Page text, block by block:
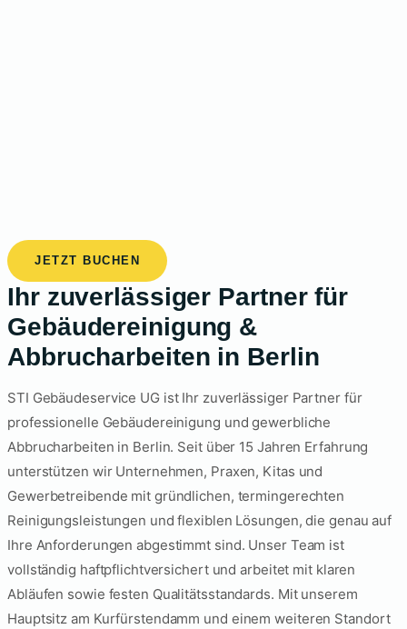
JETZT BUCHEN
Ihr zuverlässiger Partner für
Gebäudereinigung &
Abbrucharbeiten in Berlin
STI Gebäudeservice UG ist Ihr zuverlässiger Partner für
professionelle Gebäudereinigung und gewerbliche
Abbrucharbeiten in Berlin. Seit über 15 Jahren Erfahrung
unterstützen wir Unternehmen, Praxen, Kitas und
Gewerbetreibende mit gründlichen, termingerechten
Reinigungsleistungen und flexiblen Lösungen, die genau auf
Ihre Anforderungen abgestimmt sind. Unser Team ist
vollständig haftpflichtversichert und arbeitet mit klaren
Abläufen sowie festen Qualitätsstandards. Mit unserem
Hauptsitz am Kurfürstendamm und einem weiteren Standort